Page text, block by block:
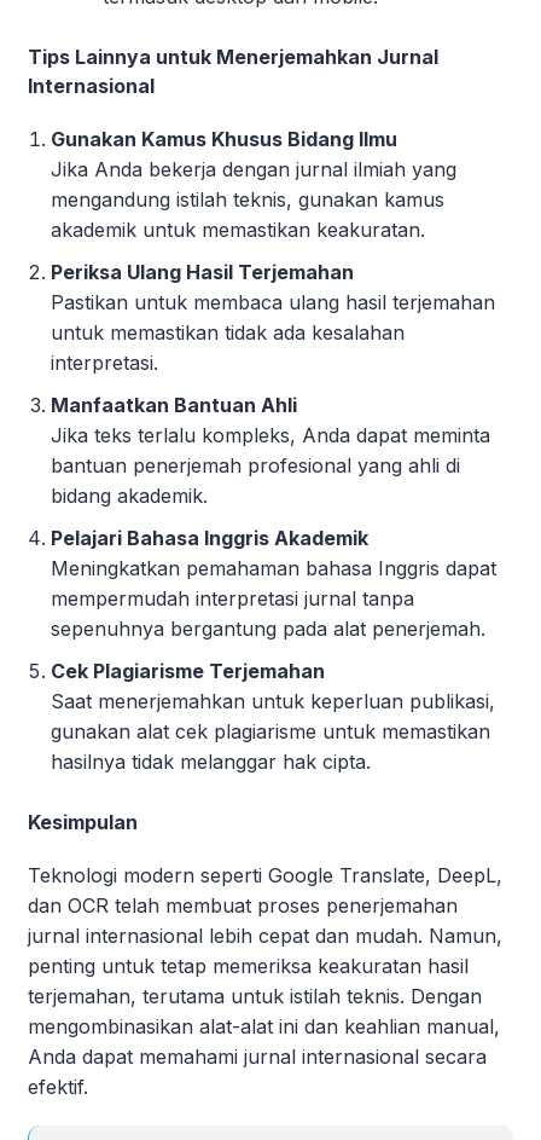
Tips Lainnya untuk Menerjemahkan Jurnal
Internasional
Gunakan Kamus Khusus Bidang Ilmu
Jika Anda bekerja dengan jurnal ilmiah yang
mengandung istilah teknis, gunakan kamus
akademik untuk memastikan keakuratan.
Periksa Ulang Hasil Terjemahan
Pastikan untuk membaca ulang hasil terjemahan
untuk memastikan tidak ada kesalahan
interpretasi.
Manfaatkan Bantuan Ahli
Jika teks terlalu kompleks, Anda dapat meminta
bantuan penerjemah profesional yang ahli di
bidang akademik.
Pelajari Bahasa Inggris Akademik
Meningkatkan pemahaman bahasa Inggris dapat
mempermudah interpretasi jurnal tanpa
sepenuhnya bergantung pada alat penerjemah.
Cek Plagiarisme Terjemahan
Saat menerjemahkan untuk keperluan publikasi,
gunakan alat cek plagiarisme untuk memastikan
hasilnya tidak melanggar hak cipta.
Kesimpulan
Teknologi modern seperti Google Translate, DeepL,
dan OCR telah membuat proses penerjemahan
jurnal internasional lebih cepat dan mudah. Namun,
penting untuk tetap memeriksa keakuratan hasil
terjemahan, terutama untuk istilah teknis. Dengan
mengombinasikan alat-alat ini dan keahlian manual,
Anda dapat memahami jurnal internasional secara
efektif.